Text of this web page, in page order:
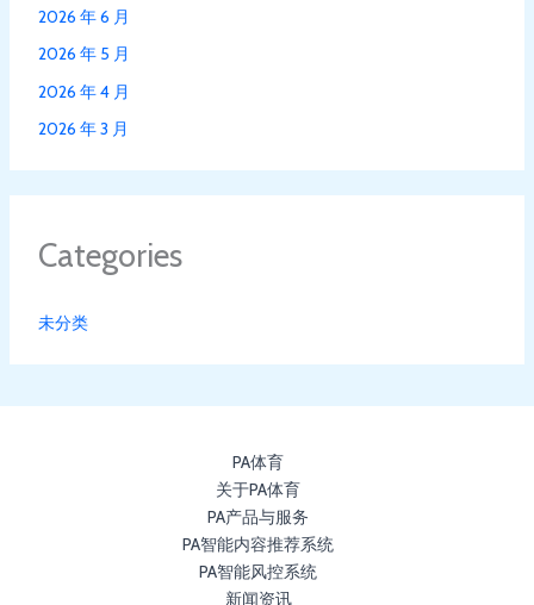
2026 年 6 月
2026 年 5 月
2026 年 4 月
2026 年 3 月
Categories
未分类
PA体育
关于PA体育
PA产品与服务
PA智能内容推荐系统
PA智能风控系统
新闻资讯